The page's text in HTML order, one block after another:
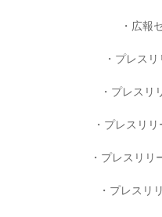
広報
プレス
プレスリ
プレスリ
プレスリリ
プレスリ